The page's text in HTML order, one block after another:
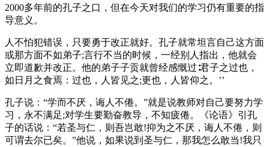
2000多年前的孔子之口，但在今天对我们的学习仍有重要的指
导意义。
人不怕犯错误，只要勇于改正就好。孔子就常坦言自己这方面
或那方面不如弟子;言行不当的时候，一经别人指出，他就会
立即道歉并改正。他的弟子子贡就曾经感慨过∶君子之过也，
如日月之食焉：过也，人皆见之;更也，人皆仰之。’’
孔子说：“学而不厌，诲人不倦。”就是说教师对自己要努力学
习，永不满足;对学生要勤奋教导，不知疲倦。《论语》引孔
子的话说：“若圣与仁，则吾岂敢!抑为之不厌，诲人不倦，则
可谓去尔已矣。”他说，如果说到圣与仁，那我怎么敢当!我只